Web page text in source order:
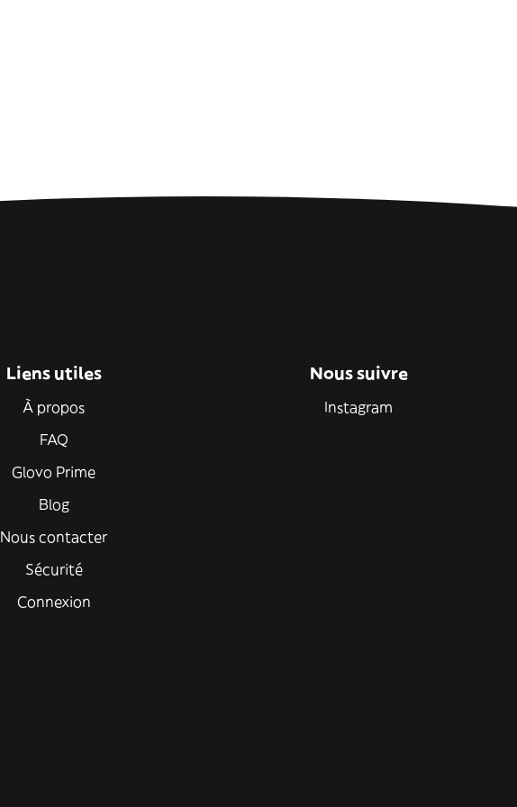
Liens utiles
À propos
FAQ
Glovo Prime
Blog
Nous contacter
Sécurité
Connexion
Nous suivre
Instagram